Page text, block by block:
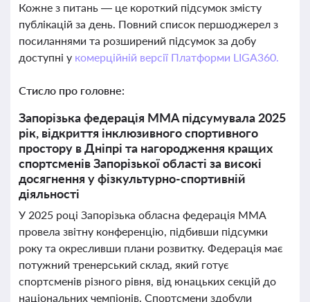
Кожне з питань — це короткий підсумок змісту
публікацій за день. Повний список першоджерел з
посиланнями та розширений підсумок за добу
доступні у комерційній версії Платформи LIGA360.
Стисло про головне:
Запорізька федерація ММА підсумувала 2025
рік, відкриття інклюзивного спортивного
простору в Дніпрі та нагородження кращих
спортсменів Запорізької області за високі
досягнення у фізкультурно-спортивній
діяльності
У 2025 році Запорізька обласна федерація ММА
провела звітну конференцію, підбивши підсумки
року та окресливши плани розвитку. Федерація має
потужний тренерський склад, який готує
спортсменів різного рівня, від юнацьких секцій до
національних чемпіонів. Спортсмени здобули